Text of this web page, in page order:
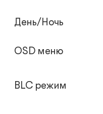
День/Ночь
OSD меню
BLC режим